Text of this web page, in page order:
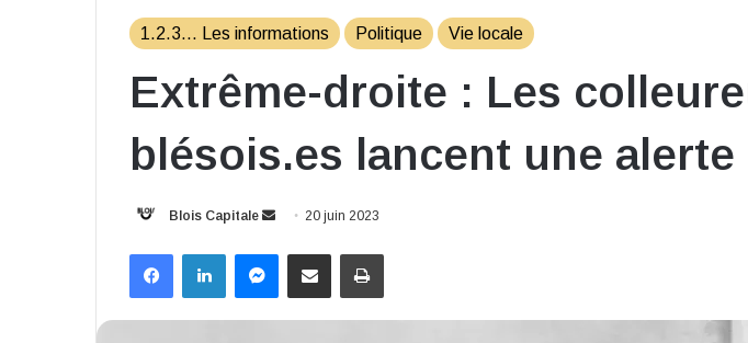
1.2.3... Les informations Politique Vie locale
Extrême-droite : Les
blésois.es lancent une alerte
Blois Capitale
Envoyer
courriel
20 juin 2023
FacebookLinkedinMessenger
Partager par email Imprimer